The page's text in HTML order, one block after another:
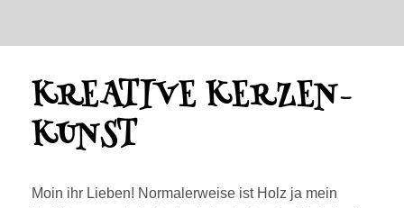
KREATIVE KERZEN-
KUNST
Moin ihr Lieben! Normalerweise ist Holz ja mein